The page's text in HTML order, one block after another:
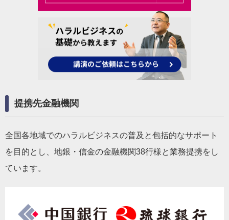
提携先金融機関
全国各地域でのハラルビジネスの普及と包括的なサポート
を目的とし、地銀・信金の金融機関38行様と業務提携をし
ています。